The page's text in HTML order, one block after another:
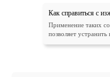
Как справиться с
Применение таких
позволяет